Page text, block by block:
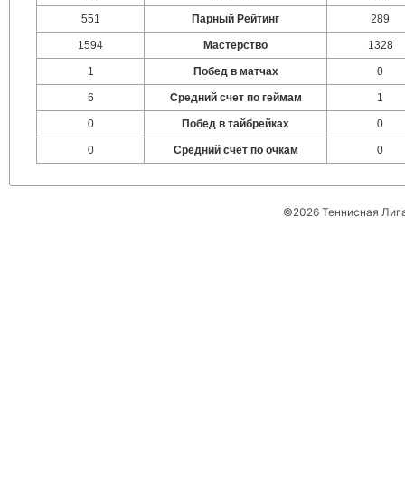
551 Парный Рейтинг 289
1594 Мастерство 1328
1 Побед в матчах 0
6 Средний счет по геймам 1
0 Побед в тайбрейках 0
0 Средний счет по очкам 0
©2026 Теннисная